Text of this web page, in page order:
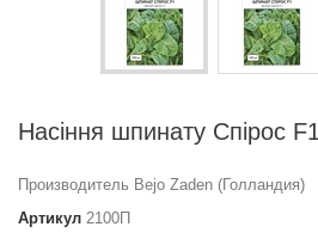
Насіння шпинату Спірос F1
Производитель Bejo Zaden (Голландия)
Артикул 2100П